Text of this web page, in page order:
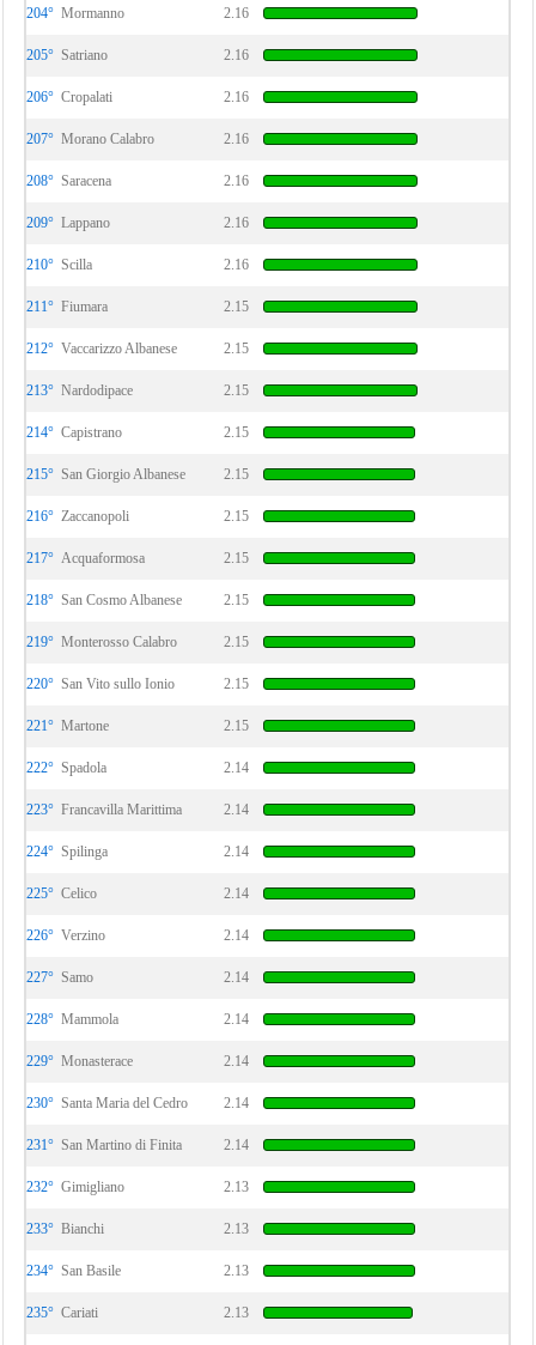
204° Mormanno 2.16
205° Satriano 2.16
206° Cropalati 2.16
207° Morano Calabro 2.16
208° Saracena 2.16
209° Lappano 2.16
210° Scilla 2.16
211° Fiumara 2.15
212° Vaccarizzo Albanese 2.15
213° Nardodipace 2.15
214° Capistrano 2.15
215° San Giorgio Albanese 2.15
216° Zaccanopoli 2.15
217° Acquaformosa 2.15
218° San Cosmo Albanese 2.15
219° Monterosso Calabro 2.15
220° San Vito sullo Ionio 2.15
221° Martone 2.15
222° Spadola 2.14
223° Francavilla Marittima 2.14
224° Spilinga 2.14
225° Celico 2.14
226° Verzino 2.14
227° Samo 2.14
228° Mammola 2.14
229° Monasterace 2.14
230° Santa Maria del Cedro 2.14
231° San Martino di Finita 2.14
232° Gimigliano 2.13
233° Bianchi 2.13
234° San Basile 2.13
235° Cariati 2.13